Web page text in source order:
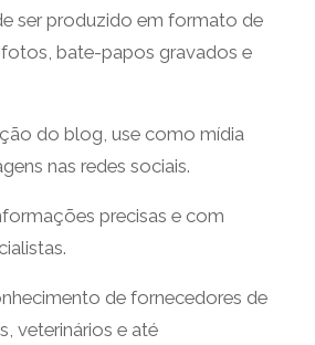
ser produzido em formato de
bate-papos gravados e
do blog, use como mídia
nas redes sociais.
precisas e com
de fornecedores de
veterinários e até